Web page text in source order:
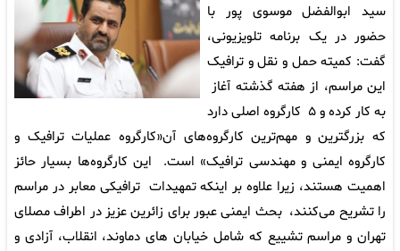
سید ابوالفضل موسوی پور با
حضور در یک برنامه تلویزیونی،
گفت: کمیته حمل و نقل و ترافیک
این مراسم، از هفته گذشته آغاز
به کار کرده و ۵ کارگروه اصلی دارد
که بزرگترین و مهم‌ترین کارگروه‌های آن«کارگروه عملیات ترافیک و
کارگروه ایمنی و مهندسی ترافیک» است. این کارگروه‌ها بسیار حائز
اهمیت هستند، زیرا علاوه بر اینکه تمهیدات ترافیکی معابر در مراسم
را تشریح می‌کنند، بحث ایمنی عبور برای زائرین عزیز در اطراف مصلای
تهران و مراسم تشییع که شامل خیابان های دماوند، انقلاب، آزادی و